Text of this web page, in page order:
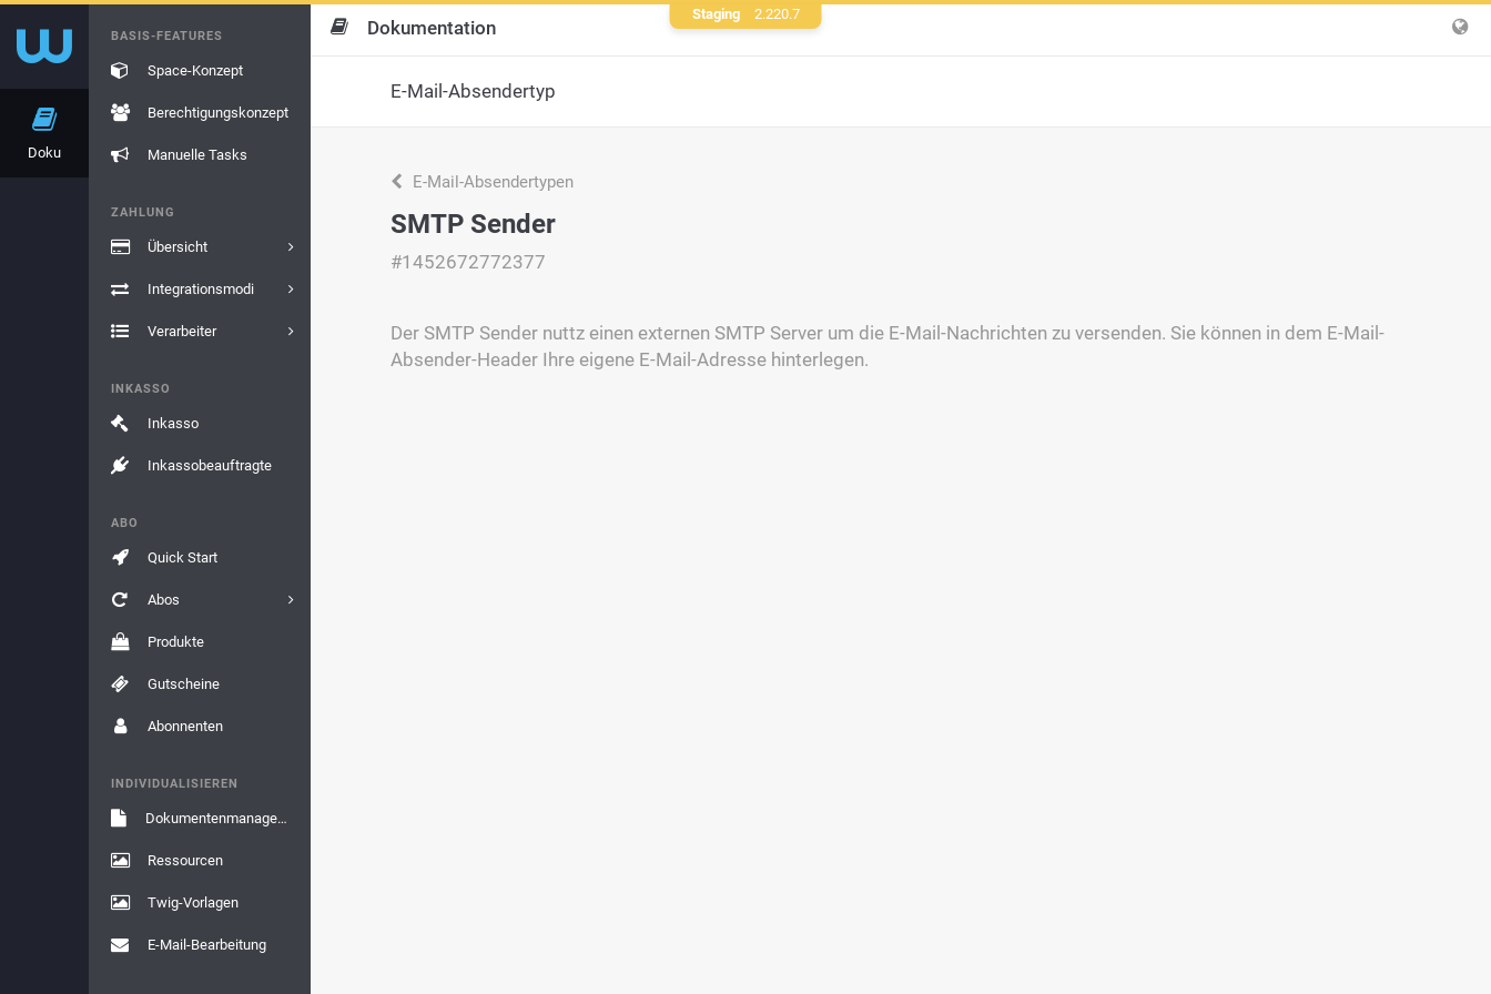
Doku
BASIS-FEATURES
Space-Konzept
Berechtigungskonzept
Manuelle Tasks
ZAHLUNG
Übersicht
Integrationsmodi
Verarbeiter
INKASSO
Inkasso
Inkassobeauftragte
ABO
Quick Start
Abos
Produkte
Gutscheine
Abonnenten
INDIVIDUALISIEREN
Dokumentenmanagement
Ressourcen
Twig-Vorlagen
E-Mail-Bearbeitung
Dokumentation
E-Mail-Absendertyp
E-Mail-Absendertypen
SMTP Sender
#1452672772377
Der SMTP Sender nuttz einen externen SMTP Server um die E-Mail-Nachrichten zu versenden. Sie können in dem E-Mail-
Absender-Header Ihre eigene E-Mail-Adresse hinterlegen.
Staging 2.220.7